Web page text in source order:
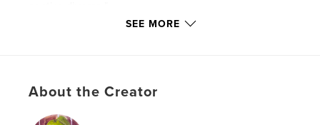
Il mio coinvolgimento poi con i ragazzi del Centro
Rispetto ad altri lavori da me realizzati in passato,
o " Che cosa hai fatto? Guardami!" che
SEE MORE
About the Creator